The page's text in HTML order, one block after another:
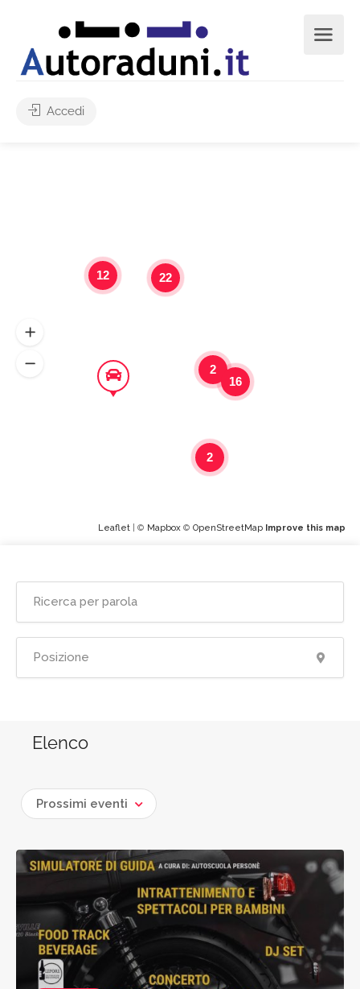
Accedi
Elenco
Prossimi eventi
12 22
2
2
16
Leaflet | © Mapbox © OpenStreetMap Improve this map